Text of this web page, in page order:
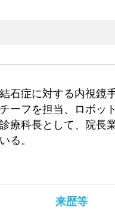
石症に対する内視鏡
ーフを担当、ロボッ
療科長として、院長
る。
来歴等